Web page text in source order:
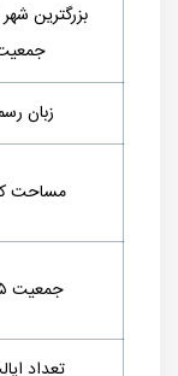
بزرگترین
زبان
مساحت
جمعیت ۲۰۲۵
تعداد